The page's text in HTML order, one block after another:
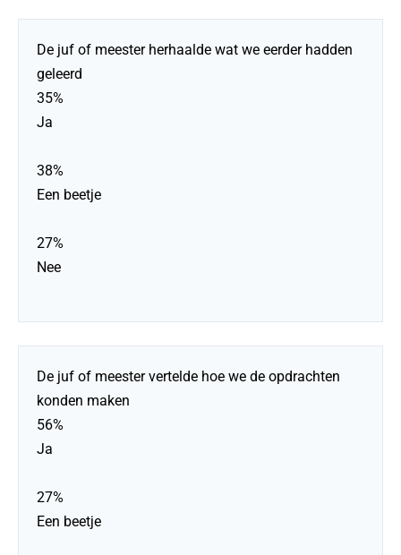
De juf of meester herhaalde wat we eerder hadden
geleerd
35%
Ja
38%
Een beetje
27%
Nee
De juf of meester vertelde hoe we de opdrachten
konden maken
56%
Ja
27%
Een beetje